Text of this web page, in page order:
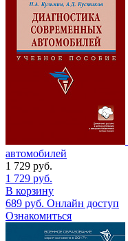
автомобилей
1 729 руб.
1 729 руб.
В корзину
689 руб. Онлайн доступ
Ознакомиться